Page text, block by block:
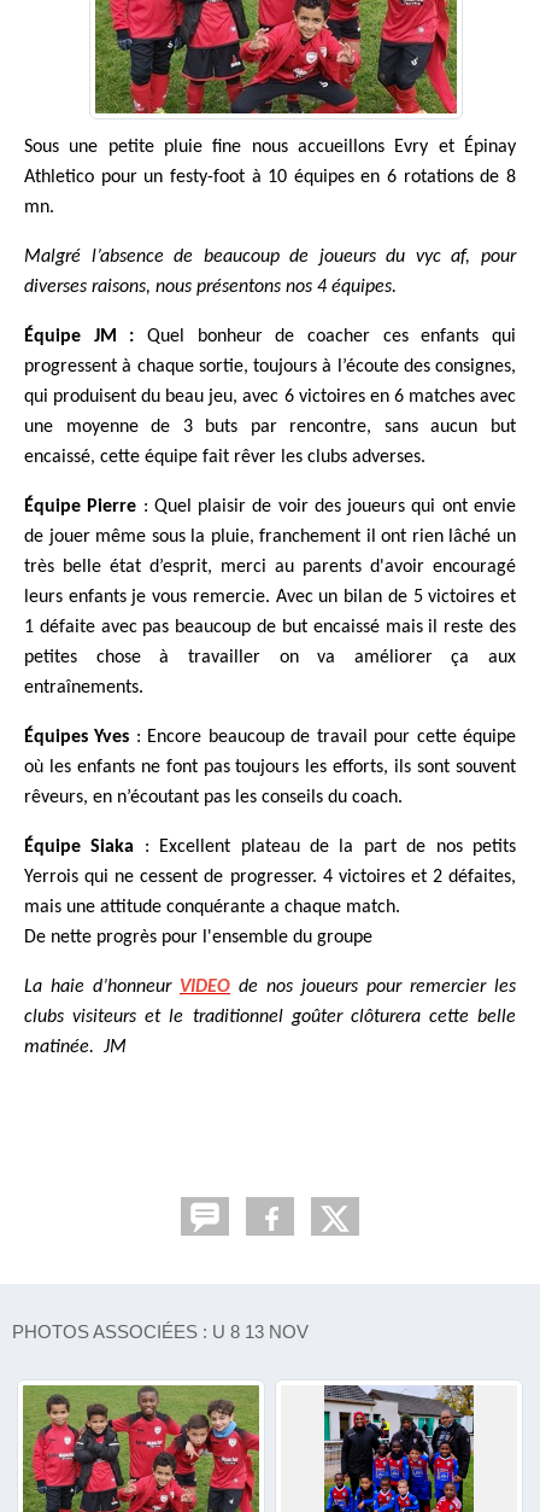
Sous une petite pluie fine nous accueillons Evry et Épinay
Athletico pour un festy-foot à 10 équipes en 6 rotations de 8
mn.
Malgré l’absence de beaucoup de joueurs du vyc af, pour
diverses raisons, nous présentons nos 4 équipes.
Équipe JM : Quel bonheur de coacher ces enfants qui
progressent à chaque sortie, toujours à l’écoute des consignes,
qui produisent du beau jeu, avec 6 victoires en 6 matches avec
une moyenne de 3 buts par rencontre, sans aucun but
encaissé, cette équipe fait rêver les clubs adverses.
Équipe Pierre : Quel plaisir de voir des joueurs qui ont envie
de jouer même sous la pluie, franchement il ont rien lâché un
très belle état d’esprit, merci au parents d'avoir encouragé
leurs enfants je vous remercie. Avec un bilan de 5 victoires et
1 défaite avec pas beaucoup de but encaissé mais il reste des
petites chose à travailler on va améliorer ça aux
entraînements.
Équipes Yves : Encore beaucoup de travail pour cette équipe
où les enfants ne font pas toujours les efforts, ils sont souvent
rêveurs, en n’écoutant pas les conseils du coach.
Équipe Siaka :
Excellent plateau de la part de nos petits
Yerrois qui ne cessent de progresser. 4 victoires et 2 défaites,
mais une attitude conquérante a chaque match.
De nette progrès pour l'ensemble du groupe
La haie d’honneur VIDEO de nos joueurs pour remercier les
clubs visiteurs et le traditionnel goûter clôturera cette belle
matinée. JM
PHOTOS ASSOCIÉES : U 8 13 NOV